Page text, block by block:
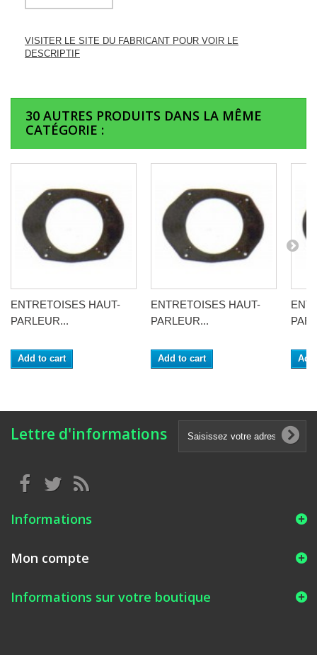
VISITER LE SITE DU FABRICANT POUR VOIR LE
DESCRIPTIF
30 AUTRES PRODUITS DANS LA MÊME
CATÉGORIE :
ENTRETOISES HAUT-
PARLEUR...
Add to cart
ENTRETOISES HAUT-
PARLEUR...
Add to cart
Lettre d'informations
Informations
Mon compte
Informations sur votre boutique